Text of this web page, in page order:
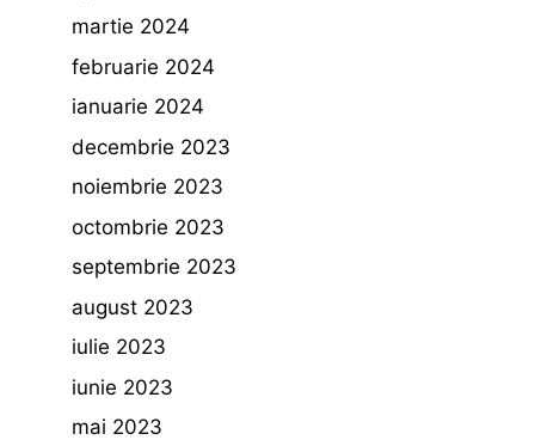
martie 2024
februarie 2024
ianuarie 2024
decembrie 2023
noiembrie 2023
octombrie 2023
septembrie 2023
august 2023
iulie 2023
iunie 2023
mai 2023